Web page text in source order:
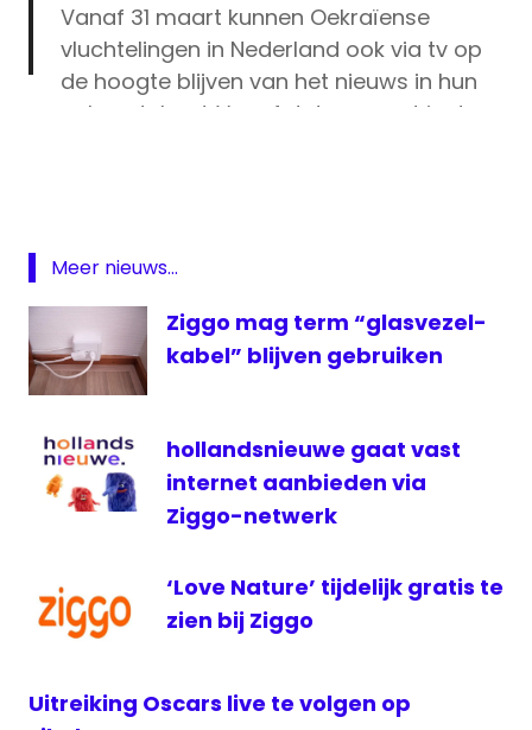
Vanaf 31 maart kunnen Oekraïense
vluchtelingen in Nederland ook via tv op
de hoogte blijven van het nieuws in hun
geboorteland. Vanaf dat moment is de
— VodafoneZiggo (@VodafoneZiggo)
March 26, 2022
Meer nieuws...
Ziggo mag term “glasvezel-
kabel” blijven gebruiken
hollandsnieuwe gaat vast
internet aanbieden via
Ziggo-netwerk
‘Love Nature’ tijdelijk gratis te
zien bij Ziggo
Uitreiking Oscars live te volgen op